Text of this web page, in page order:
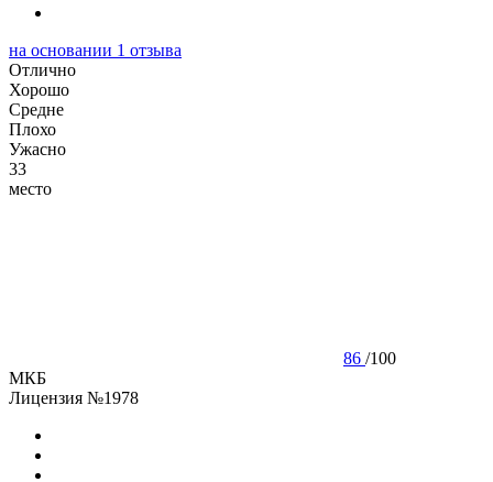
на основании 1 отзыва
Отлично
Хорошо
Cредне
Плохо
Ужасно
33
место
86 /100
МКБ
Лицензия №1978